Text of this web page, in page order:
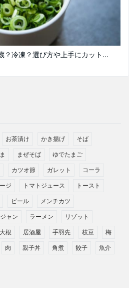
？冷凍？選び方や上手にカット...
お茶漬け かき揚げ そば
まぜそば ゆでたまご
カツオ節 ガレット コーラ
ジ トマトジュース トースト
ビール メンチカツ
ャン ラーメン リゾット
大根 居酒屋 手羽先 枝豆 梅
肉 親子丼 角煮 餃子 魚介